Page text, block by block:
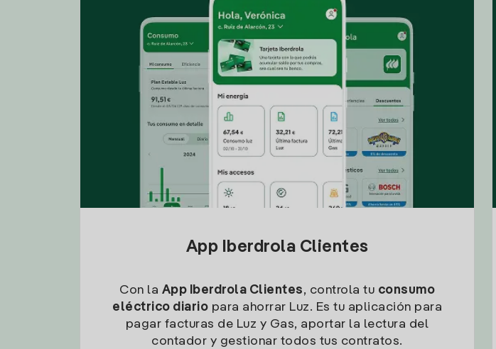
App Iberdrola Clientes
Con la App Iberdrola Clientes, controla tu consumo
eléctrico diario para ahorrar Luz. Es tu aplicación para
pagar facturas de Luz y Gas, aportar la lectura del
contador y gestionar todos tus contratos.